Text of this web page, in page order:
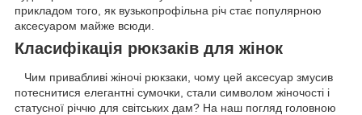
прикладом того, як вузькопрофільна річ стає популярною
аксесуаром майже всюди.
Класифікація рюкзаків для жінок
Чим привабливі жіночі рюкзаки, чому цей аксесуар змусив
потеснитися елегантні сумочки, стали символом жіночості і
статусної річчю для світських дам? На наш погляд головною